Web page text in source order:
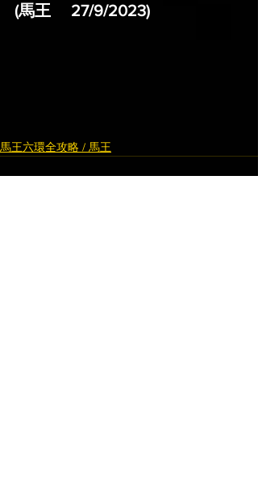
(馬王     27/9/2023)
馬王六環全攻略 / 馬王